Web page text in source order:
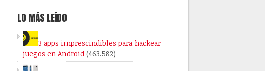
LO MÁS LEÍDO
3 apps imprescindibles para hackear
juegos en Android (463.582)